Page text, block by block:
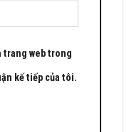
trang web trong
kế tiếp của tôi.